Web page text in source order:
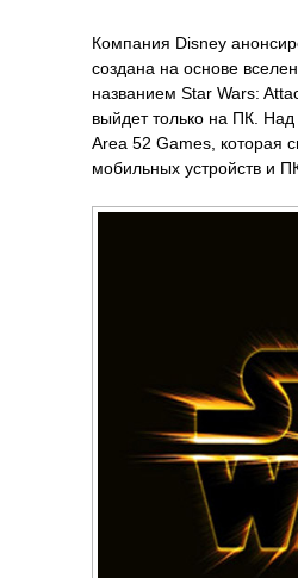
Компания Disney
создана на основе
названием Star Wars:
выйдет только на ПК.
Area 52 Games, которая
мобильных устройств и